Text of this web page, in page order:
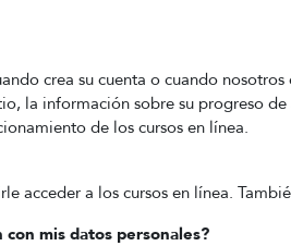
crea su cuenta o cuando
la información sobre su progreso
de los cursos en línea.
acceder a los cursos en línea.
mis datos personales?